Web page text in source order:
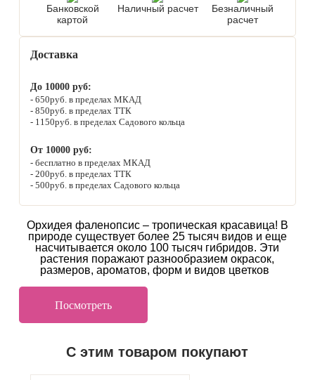
Банковской
картой
Наличный расчет
Безналичный
расчет
Доставка
До 10000 руб:
650руб. в пределах МКАД
850руб. в пределах ТТК
1150руб. в пределах Садового кольца
От 10000 руб:
бесплатно в пределах МКАД
200руб. в пределах ТТК
500руб. в пределах Садового кольца
Орхидея фаленопсис – тропическая красавица! В
природе существует более 25 тысяч видов и еще
насчитывается около 100 тысяч гибридов. Эти
растения поражают разнообразием окрасок,
размеров, ароматов, форм и видов цветков
Посмотреть
С этим товаром покупают